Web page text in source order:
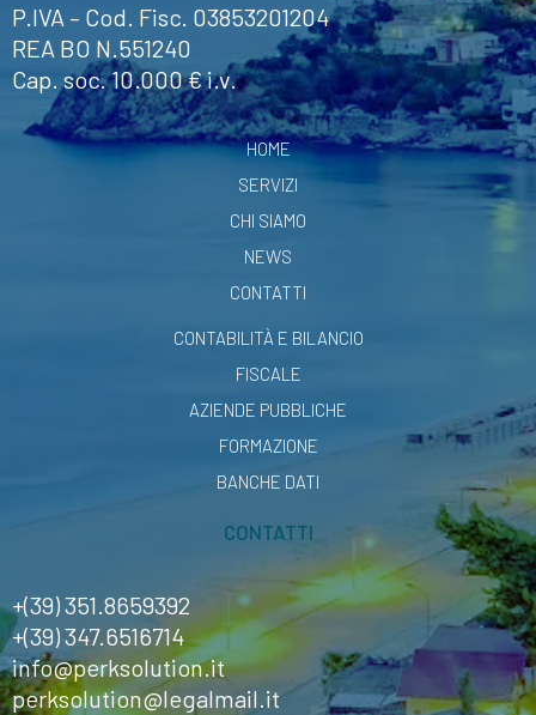
P.IVA – Cod. Fisc. 03853201204
REA BO N.551240
Cap. soc. 10.000 € i.v.
HOME
SERVIZI
CHI SIAMO
NEWS
CONTATTI
CONTABILITÀ E BILANCIO
FISCALE
AZIENDE PUBBLICHE
FORMAZIONE
BANCHE DATI
CONTATTI
+(39) 351.8659392
+(39) 347.6516714
info@perksolution.it
perksolution@legalmail.it